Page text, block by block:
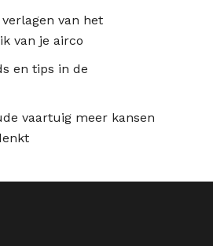
van het
van je airco
en tips in de
vaartuig meer kansen